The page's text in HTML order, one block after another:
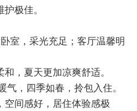
极佳。
室，采光充足；客厅温馨明
，夏天更加凉爽舒适。
气，四季如春，拎包入住。
空间感好，居住体验感极